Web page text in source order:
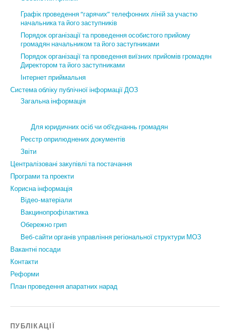
Графік проведення “гарячих” телефонних ліній за участю
начальника та його заступників
Порядок організації та проведення особистого прийому
громадян начальником та його заступниками
Порядок організації та проведення виїзних прийомів громадян
Директором та його заступниками
Інтернет приймальня
Система обліку публічної інформації ДОЗ
Загальна інформація
Для юридичних осіб чи об’єднаннь громадян
Реєстр оприлюднених документів
Звіти
Централізовані закупівлі та постачання
Програми та проекти
Корисна інформація
Відео-матеріали
Вакцинопрофілактика
Обережно грип
Веб-сайти органів управління регіональної структури МОЗ
Вакантні посади
Контакти
Реформи
План проведення апаратних нарад
ПУБЛІКАЦІЇ